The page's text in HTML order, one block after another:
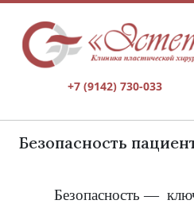
+7 (9142) 730-033
Безопасность
Безопасность —